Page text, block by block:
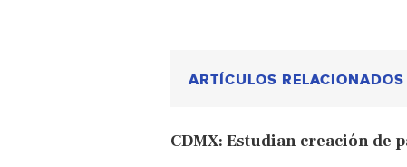
ARTÍCULOS RELACIONADOS
CDMX: Estudian creación de